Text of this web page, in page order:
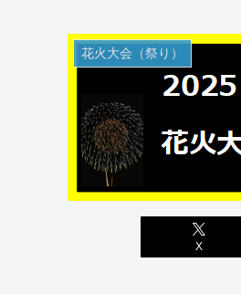
花火大会（祭り）
X